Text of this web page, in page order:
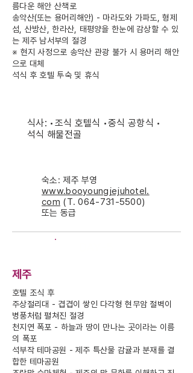
름다운 해안 산책로
송악산(또는 용머리해안) - 마라도와 가파도, 형제
섬, 산방산, 한라산, 태평양을 한눈에 감상할 수 있
는 제주 남서부의 절경
※ 현지 사정으로 송악산 관광 불가 시 용머리 해안
으로 대체
석식 후 호텔 투숙 및 휴식
식사: •조식 호텔식 •중식 공항식 •
석식 해물전골
숙소: 제주 부영
www.booyoungjejuhotel.
com (T.064-731-5500)
또는 동급
제주
호텔 조식 후
주상절리대 - 겹겹이 쌓인 다각형 현무암 절벽이
병풍처럼 펼쳐진 절경
천지연 폭포 - 하늘과 땅이 만나는 곳이라는 이름
의 폭포
석부작 테마공원 - 제주 특산물 감귤과 분재를 결
합한 테마공원